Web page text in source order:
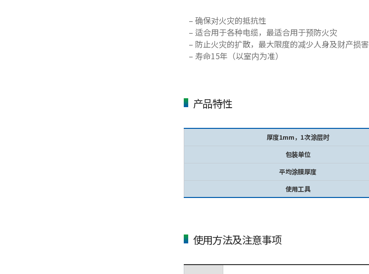
– 确保对火灾的抵抗性
– 适合用于各种电缆，最适合用于预防火灾
– 防止火灾的扩散，最大限度的减少人身及财产损害
– 寿命15年（以室内为准）
产品特性
厚度1mm，1次涂层时
包装单位
平均涂膜厚度
使用工具
使用方法及注意事项